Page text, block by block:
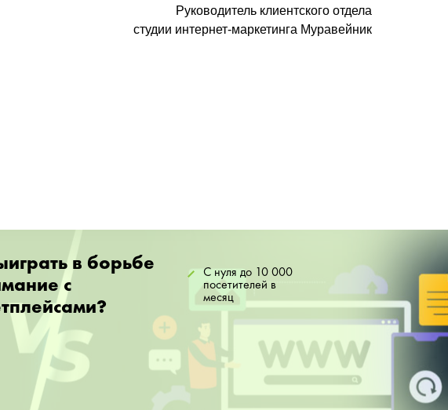
Руководитель клиентского отдела
студии интернет-маркетинга Муравейник
в борьбе
с
С нуля до 10 000
посетителей в
месяц